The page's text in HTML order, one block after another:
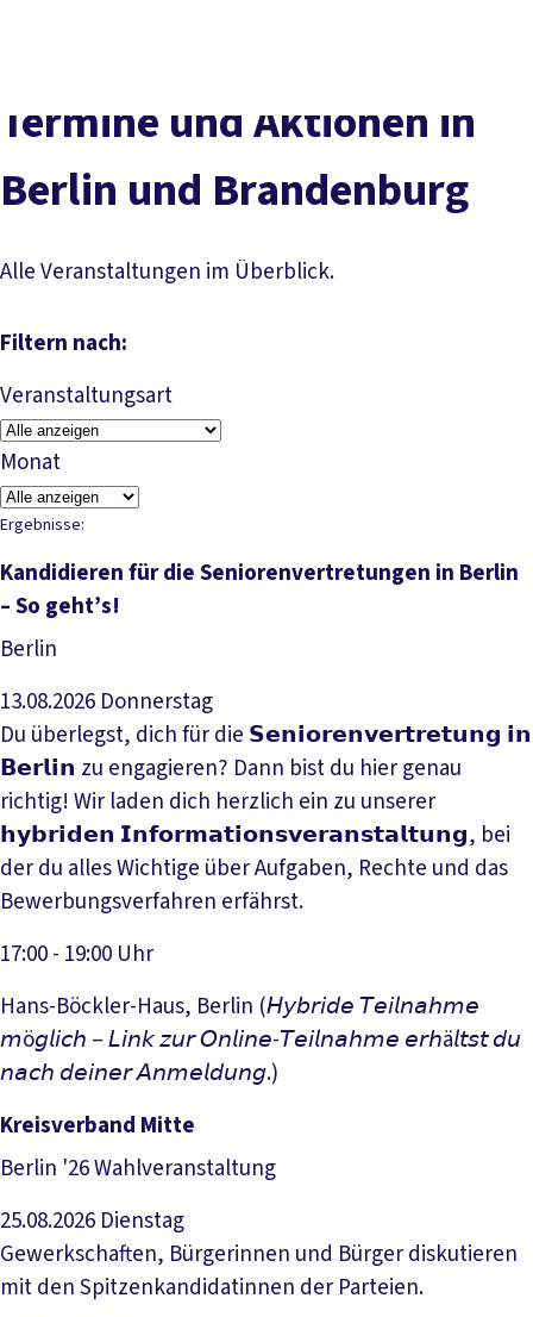
Service
Mitmachen
Termine und Aktionen in
Berlin und Brandenburg
Alle Veranstaltungen im Überblick.
Filtern nach:
Veranstaltungsart
Monat
Ergebnisse:
Kandidieren für die Seniorenvertretungen in Berlin
– So geht’s!
Berlin
13.08.2026 Donnerstag
Du überlegst, dich für die 𝗦𝗲𝗻𝗶𝗼𝗿𝗲𝗻𝘃𝗲𝗿𝘁𝗿𝗲𝘁𝘂𝗻𝗴 𝗶𝗻
𝗕𝗲𝗿𝗹𝗶𝗻 zu engagieren? Dann bist du hier genau
richtig! Wir laden dich herzlich ein zu unserer
𝗵𝘆𝗯𝗿𝗶𝗱𝗲𝗻 𝗜𝗻𝗳𝗼𝗿𝗺𝗮𝘁𝗶𝗼𝗻𝘀𝘃𝗲𝗿𝗮𝗻𝘀𝘁𝗮𝗹𝘁𝘂𝗻𝗴, bei
der du alles Wichtige über Aufgaben, Rechte und das
Bewerbungsverfahren erfährst.
17:00 - 19:00 Uhr
Hans-Böckler-Haus, Berlin (𝘏𝘺𝘣𝘳𝘪𝘥𝘦 𝘛𝘦𝘪𝘭𝘯𝘢𝘩𝘮𝘦
𝘮ö𝘨𝘭𝘪𝘤𝘩 – 𝘓𝘪𝘯𝘬 𝘻𝘶𝘳 𝘖𝘯𝘭𝘪𝘯𝘦-𝘛𝘦𝘪𝘭𝘯𝘢𝘩𝘮𝘦 𝘦𝘳𝘩ä𝘭𝘵𝘴𝘵 𝘥𝘶
𝘯𝘢𝘤𝘩 𝘥𝘦𝘪𝘯𝘦𝘳 𝘈𝘯𝘮𝘦𝘭𝘥𝘶𝘯𝘨.)
Veranstaltung anzeigen
Kreisverband Mitte
Berlin '26 Wahlveranstaltung
25.08.2026 Dienstag
Gewerkschaften, Bürgerinnen und Bürger diskutieren
mit den Spitzenkandidatinnen der Parteien.